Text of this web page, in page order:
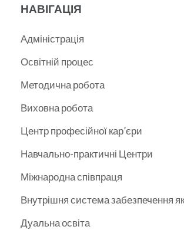
НАВІГАЦІЯ
Адміністрація
Освітній процес
Методична робота
Виховна робота
Центр професійної кар’єри
Навчально-практичні Центри
Міжнародна співпраця
Внутрішня система забезпечення
Дуальна освіта